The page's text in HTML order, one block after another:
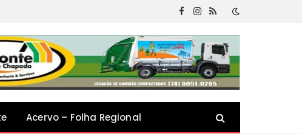
Facebook
Instagram
RSS
Acervo – Folha Regional